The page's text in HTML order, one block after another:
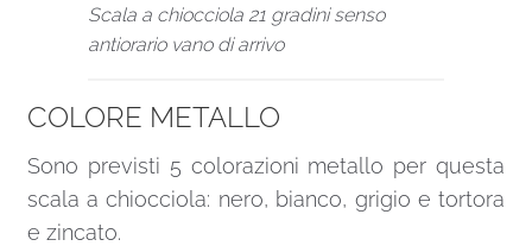
Scala a chiocciola 21 gradini senso
antiorario vano di arrivo
COLORE METALLO
Sono previsti 5 colorazioni metallo per questa
scala a chiocciola: nero, bianco, grigio e tortora
e zincato.